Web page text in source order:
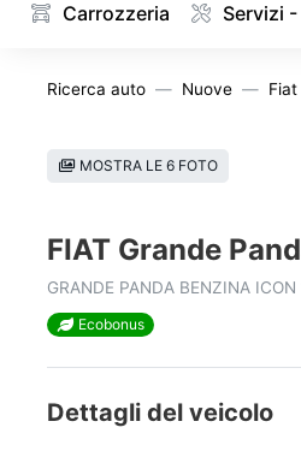
Carrozzeria Servizi
Ricerca auto Nuove Fiat
MOSTRA LE 6 FOTO
FIAT Grande
GRANDE PANDA BENZINA ICON
Ecobonus
Dettagli del veicolo